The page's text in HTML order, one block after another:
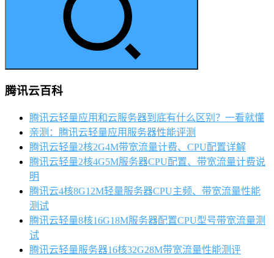
腾讯云百科
腾讯云轻量应用和云服务器到底有什么区别？一看就懂
亲测：腾讯云轻量应用服务器性能评测
腾讯云轻量2核2G4M带宽流量计费、CPU配置详解
腾讯云轻量2核4G5M服务器CPU配置、带宽流量计费说
明
腾讯云4核8G12M轻量服务器CPU主频、带宽流量性能
测试
腾讯云轻量8核16G18M服务器配置CPU型号带宽流量测
试
腾讯云轻量服务器16核32G28M带宽流量性能测评